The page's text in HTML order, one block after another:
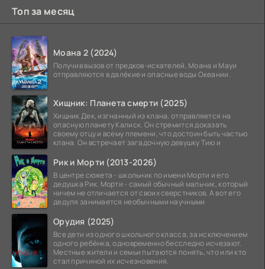
Топ за месяц
Моана 2 (2024)
Получив вызов от предков-искателей, Моана и Мауи
отправляются в далёкие и опасные воды Океании.
Хищник: Планета смерти (2025)
Хищник Дек, изгнанный из клана, отправляется на
опасную планету Калиск. Он стремится доказать
своему отцу и всему племени, что достоин быть частью
клана. Он встречает загадочную девушку Тию и
Рик и Морти (2013-2026)
В центре сюжета - школьник по имени Морти и его
дедушка Рик. Морти - самый обычный мальчик, который
ничем не отличается от своих сверстников. А вот его
дедуля занимается необычными научными
Орудия (2025)
Все дети из одного школьного класса, за исключением
одного ребёнка, одновременно бесследно исчезают.
Местные жители и семьи пытаются понять, что или кто
стал причиной их исчезновения.